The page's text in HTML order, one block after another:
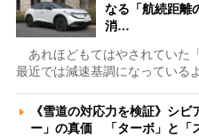
なる「航続距離
消…
あれほどもてはやされていた
最近では減速基調になっている
《雪道の対応力を検証》シ
ー」の真価 「ターボ」と「